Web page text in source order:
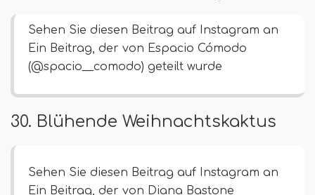
Sehen Sie diesen Beitrag auf Instagram an
Ein Beitrag, der von Espacio Cómodo
(@spacio__comodo) geteilt wurde
30. Blühende Weihnachtskaktus
Sehen Sie diesen Beitrag auf Instagram an
Ein Beitrag, der von Diana Bastone